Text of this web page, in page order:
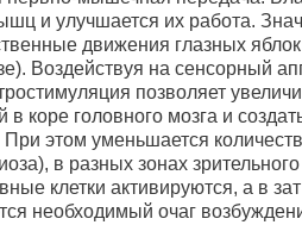
и улучшается их работа.
движения глазных
Воздействуя на сенсорный
позволяет
коре головного мозга и
этом уменьшается
в разных зонах
клетки активируются, а в
необходимый очаг